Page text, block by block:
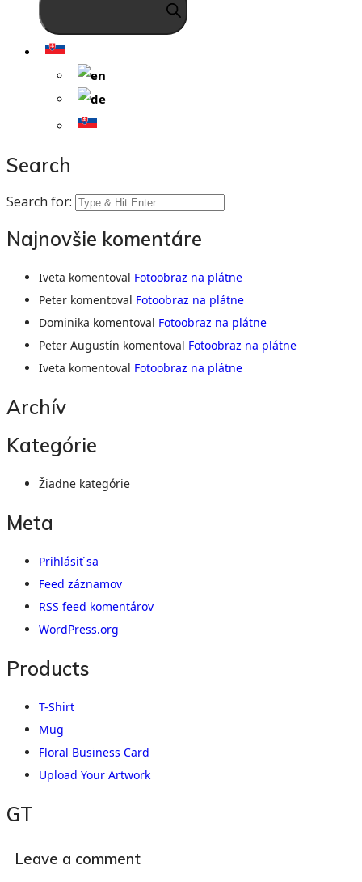
Search
Search for:
Najnovšie komentáre
Iveta komentoval Fotoobraz na plátne
Peter komentoval Fotoobraz na plátne
Dominika komentoval Fotoobraz na plátne
Peter Augustín komentoval Fotoobraz na plátne
Iveta komentoval Fotoobraz na plátne
Archív
Kategórie
Žiadne kategórie
Meta
Prihlásiť sa
Feed záznamov
RSS feed komentárov
WordPress.org
Products
T-Shirt
Mug
Floral Business Card
Upload Your Artwork
GT
Leave a comment